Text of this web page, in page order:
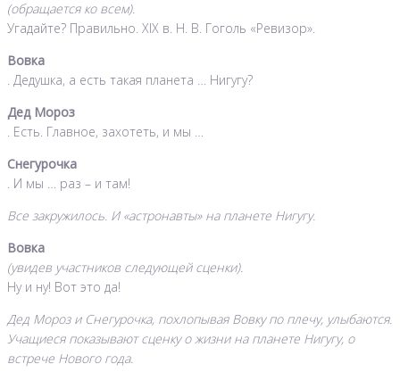
(обращается ко всем).
Угадайте? Правильно. XIX в. Н. В. Гоголь «Ревизор».
Вовка
. Дедушка, а есть такая планета … Нигугу?
Дед Мороз
. Есть. Главное, захотеть, и мы …
Снегурочка
. И мы … раз – и там!
Все закружилось. И «астронавты» на планете Нигугу.
Вовка
(увидев участников следующей сценки).
Ну и ну! Вот это да!
Дед Мороз и Снегурочка, похлопывая Вовку по плечу, улыбаются.
Учащиеся показывают сценку о жизни на планете Нигугу, о
встрече Нового года.